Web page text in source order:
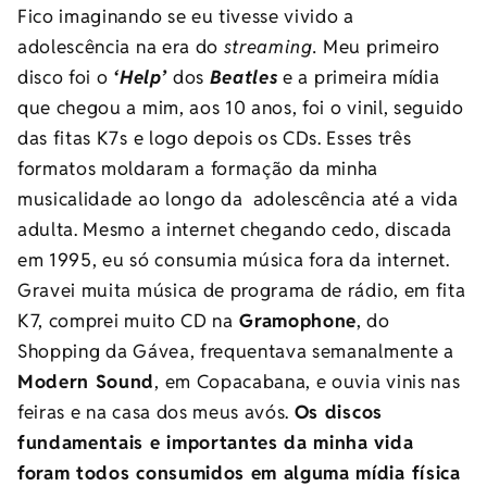
Fico imaginando se eu tivesse vivido a
adolescência na era do streaming. Meu primeiro
disco foi o ‘Help’ dos Beatles e a primeira mídia
que chegou a mim, aos 10 anos, foi o vinil, seguido
das fitas K7s e logo depois os CDs. Esses três
formatos moldaram a formação da minha
musicalidade ao longo da adolescência até a vida
adulta. Mesmo a internet chegando cedo, discada
em 1995, eu só consumia música fora da internet.
Gravei muita música de programa de rádio, em fita
K7, comprei muito CD na Gramophone, do
Shopping da Gávea, frequentava semanalmente a
Modern Sound, em Copacabana, e ouvia vinis nas
feiras e na casa dos meus avós. Os discos
fundamentais e importantes da minha vida
foram todos consumidos em alguma mídia física